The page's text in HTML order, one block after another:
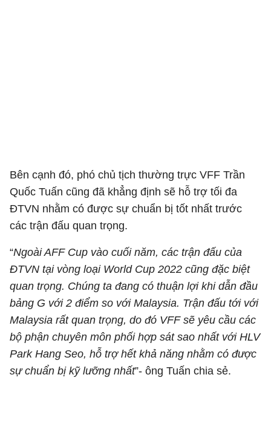
Bên cạnh đó, phó chủ tịch thường trực VFF Trần
Quốc Tuấn cũng đã khẳng định sẽ hỗ trợ tối đa
ĐTVN nhằm có được sự chuẩn bị tốt nhất trước
các trận đấu quan trọng.
“Ngoài AFF Cup vào cuối năm, các trận đấu của
ĐTVN tại vòng loại World Cup 2022 cũng đặc biệt
quan trọng. Chúng ta đang có thuận lợi khi dẫn đầu
bảng G với 2 điểm so với Malaysia. Trận đấu tới với
Malaysia rất quan trọng, do đó VFF sẽ yêu cầu các
bộ phận chuyên môn phối hợp sát sao nhất với HLV
Park Hang Seo, hỗ trợ hết khả năng nhằm có được
sự chuẩn bị kỹ lưỡng nhất”- ông Tuấn chia sẻ.